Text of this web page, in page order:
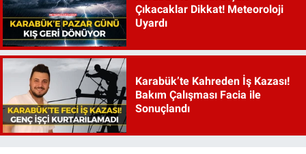
Çıkacaklar Dikkat! Meteoroloji
Uyardı
Karabük’te Kahreden İş Kazası!
Bakım Çalışması Facia ile
Sonuçlandı